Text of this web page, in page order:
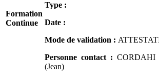
Formation
Continue
Type :
Date :
Mode de validation :
Personne contact : CORDAHI
(Jean)